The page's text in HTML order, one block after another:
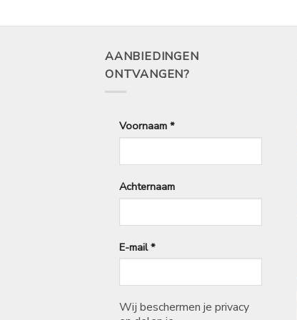
AANBIEDINGEN
ONTVANGEN?
Voornaam *
Achternaam
E-mail*
Wij beschermen je privacy